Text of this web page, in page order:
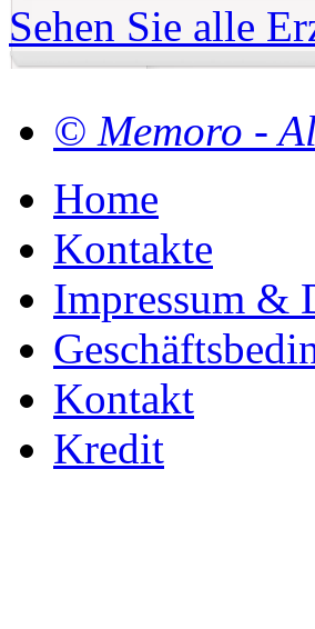
Sehen Sie alle
© Memoro -
Home
Kontakte
Impressum &
Kontakt
Kredit